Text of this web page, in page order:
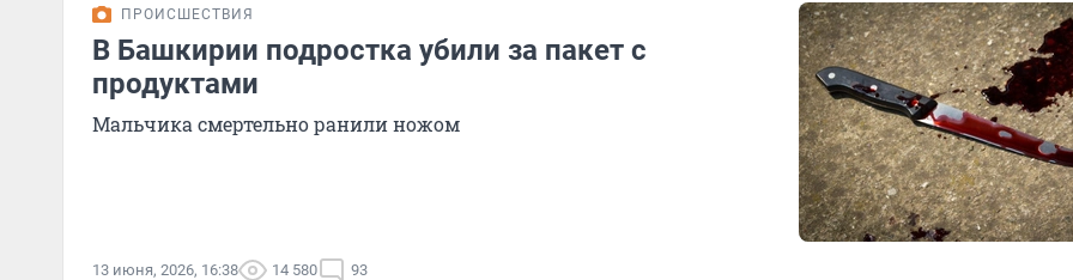
ПРОИСШЕСТВИЯ
В Башкирии подростка убили за пакет с
продуктами
Мальчика смертельно ранили ножом
13 июня, 2026, 16:38 14 580 93